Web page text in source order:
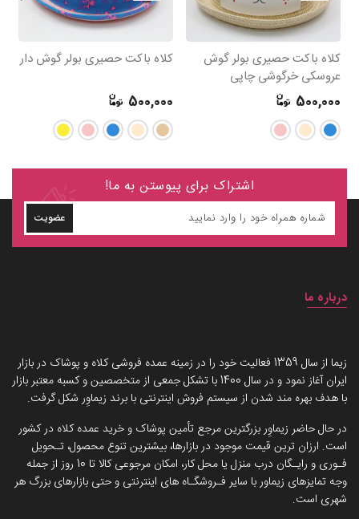
کلاه باکت حصیری بولر گوش
عروسکی خرگوشی چاپی
500,000
کلاه باکت حصیری بولر گوش دار
500,000
اشتراک برای پیوستن به ما!
عضویت
درباره ما
زیما از سال 1359 فعالیت خود را در زمینه عمده فروشی کلاه و پوشاک در بازار
ایران آغاز نمود و در سال 1400 با تشکل جمعی از متخصصین و کسبه معتبر بازار
با هدف بهره مند شدن از سیستم فروش اینترنتی با برند زیماوِر شکل گرفت.
در حال حاضر زیماوِر بزرگترین مرجع تأمین پوشاک و خرید عمده کلاه در کشور
است. ارزان ترین قیمت موجود در بازارها، بیشترین تنوع محصول، تـحویل
فـوری و رایـگان درب منزل یا محل کار، امکان مرجوعی کالا تا 10 روز از جمله
وجه تمایزهای زیماور با سایر فـروشگـاه های اینترنتی و حتی بازارهای بزرگ هر
شهری است.